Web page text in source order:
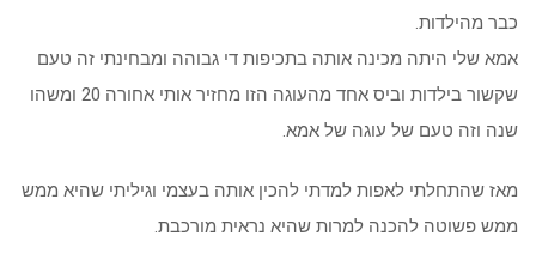
כבר מהילדות.
אמא שלי היתה מכינה אותה בתכיפות די גבוהה ומבחינתי זה טעם
שקשור בילדות וביס אחד מהעוגה הזו מחזיר אותי אחורה 20 ומשהו
שנה וזה טעם של עוגה של אמא.
מאז שהתחלתי לאפות למדתי להכין אותה בעצמי וגיליתי שהיא ממש
ממש פשוטה להכנה למרות שהיא נראית מורכבת.